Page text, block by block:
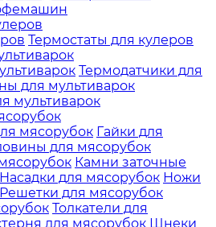
Термостаты для кулеров
Термодатчики для
для мультиварок
мультиварок
мясорубок Гайки для
для мясорубок
Камни заточные
Насадки для мясорубок Ножи
Решетки для мясорубок
Толкатели для
для мясорубок Шнеки